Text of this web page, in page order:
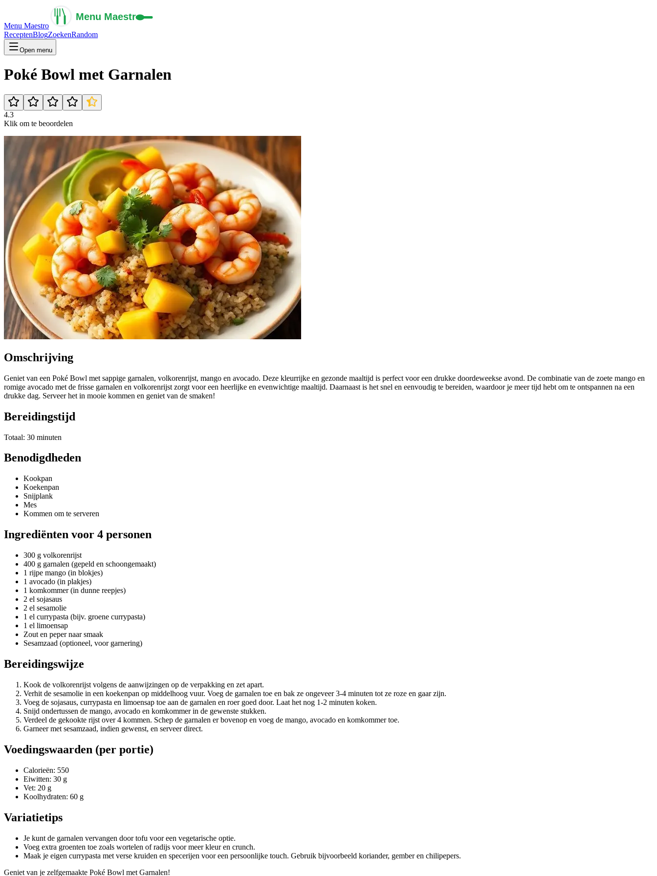
Menu Maestro
ReceptenBlogZoekenRandom
Open menu
Poké Bowl met Garnalen
4.3
Klik om te beoordelen
Omschrijving
Geniet van een Poké Bowl met sappige garnalen, volkorenrijst, mango en avocado. Deze kleurrijke en gezonde maaltijd is perfect voor een drukke doordeweekse avond. De combinatie van de zoete mango en
romige avocado met de frisse garnalen en volkorenrijst zorgt voor een heerlijke en evenwichtige maaltijd. Daarnaast is het snel en eenvoudig te bereiden, waardoor je meer tijd hebt om te ontspannen na een
drukke dag. Serveer het in mooie kommen en geniet van de smaken!
Bereidingstijd
Totaal: 30 minuten
Benodigdheden
Kookpan
Koekenpan
Snijplank
Mes
Kommen om te serveren
Ingrediënten voor 4 personen
300 g volkorenrijst
400 g garnalen (gepeld en schoongemaakt)
1 rijpe mango (in blokjes)
1 avocado (in plakjes)
1 komkommer (in dunne reepjes)
2 el sojasaus
2 el sesamolie
1 el currypasta (bijv. groene currypasta)
1 el limoensap
Zout en peper naar smaak
Sesamzaad (optioneel, voor garnering)
Bereidingswijze
Kook de volkorenrijst volgens de aanwijzingen op de verpakking en zet apart.
Verhit de sesamolie in een koekenpan op middelhoog vuur. Voeg de garnalen toe en bak ze ongeveer 3-4 minuten tot ze roze en gaar zijn.
Voeg de sojasaus, currypasta en limoensap toe aan de garnalen en roer goed door. Laat het nog 1-2 minuten koken.
Snijd ondertussen de mango, avocado en komkommer in de gewenste stukken.
Verdeel de gekookte rijst over 4 kommen. Schep de garnalen er bovenop en voeg de mango, avocado en komkommer toe.
Garneer met sesamzaad, indien gewenst, en serveer direct.
Voedingswaarden (per portie)
Calorieën: 550
Eiwitten: 30 g
Vet: 20 g
Koolhydraten: 60 g
Variatietips
Je kunt de garnalen vervangen door tofu voor een vegetarische optie.
Voeg extra groenten toe zoals wortelen of radijs voor meer kleur en crunch.
Maak je eigen currypasta met verse kruiden en specerijen voor een persoonlijke touch. Gebruik bijvoorbeeld koriander, gember en chilipepers.
Geniet van je zelfgemaakte Poké Bowl met Garnalen!